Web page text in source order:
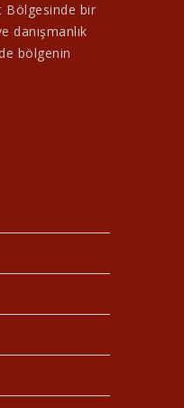
bir
danışmanlık
bölgenin